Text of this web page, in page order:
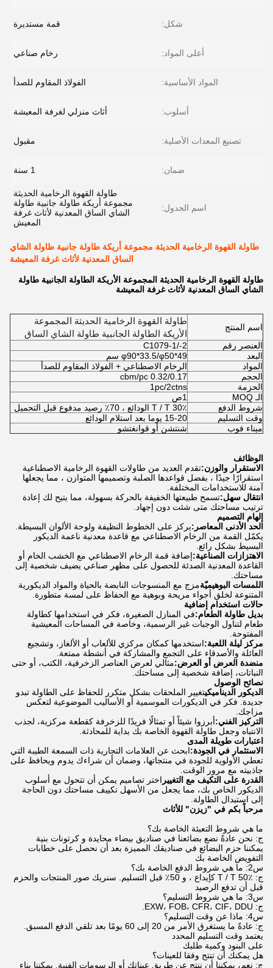
شكل: قمة مستديرة
أعلى المواد: رخام صناعي
المواد الأساسية: الفولاذ المقاوم للصدأ
أسلوب: أثاث منزلي لغرفة المعيشة
تصنيع المعدات الأصلية: مقبول
ضمان: 1 سنة
اسم الجدول:
طاولة القهوة الرخامية الحديثة
مجموعة أريكة طاولة جانبية طاولة
الشاي الساق المعدنية لأثاث غرفة
المعيش
طاولة القهوة الرخامية الحديثة مجموعة أريكة طاولة جانبية طاولة الشاي
الساق المعدنية لأثاث غرفة المعيشة
طاولة القهوة الرخامية الحديثة المجموعة الأريكة الطاولة الجانبية طاولة
الشاي الساق المعدنية لأثاث غرفة المعيشة
اسم المنتج
طاولة القهوة الرخامية الحديثة المجموعة
الأريكة الطاولة الجانبية طاولة الشاي الساق
المعدنية لأثاث غرفة المعيشة
العنصر رقم
C1079-1/-2
البعد
φ90*33.5/φ50*49 سم
المواد
الرخام الاصطناعي + الفولاذ المقاوم للصدأ
الحجم
0.32/0.17 cbm/pc
الحزمة
1pc/2ctns
الـ MOQ
1ص
شروط الدفع
T / T 30٪ الودائع ، 70٪ رصيد مدفوع قبل التحميل
وقت التسليم
15-20 يوما بعد استلام الودائع
ميناء فوب
شنتشن أو قوانغتشو
الوظائف
الاستقرار والوزن:تقدم العديد من طاولات القهوة الرخامية الاصطناعية
استقرارًا جيدًا ، بفضل قواعدها الصلبة وتصميمها المتوازن ، مما يجعلها
آمنة للاستخدامات المختلفة.
انتقال سهل:تسمح طبيعتها الخفيفة بالحركة بسهولة، مما يتيح لك إعادة
ترتيب مساحتك متى شئت دون إجهاد.
إلهام التصميم
الحد الأدنى المعاصر:يركز على الخطوط النظيفة ولوحة الألوان البسيطة.
يكمّل القمة من الرخام الاصطناعي مع قاعدة معدنية ناعمة الديكور
البسيط بشكل رائع.
الاهتزازات الصناعية:إضافة قمة الرخام الاصطناعي مع الخشب الخام أو
القاعدة المعدنية الصدئة للحصول على مظهر صناعي يضيف شخصية إلى
مساحتك.
اللمسات البوهيميّةمزج مع المنسوجات النابضة بالحياة والمواد الديكورية
المتنوعة لخلق أجواء مريحة وبوهية مع الحفاظ على لمسة متطورة.
حالات استخدام إضافية
بديل طاولة الطعام:في المنازل الصغيرة، فكر في استخدامها كطاولة
طعام لتناول الوجبات غير الرسمية، وخاصة في المساحات المعيشية
المفتوحة.
مركز ليلة اللعبة:استخدمها كمكان مركزي للألعاب أو الألغاز، وتشجيع
العائلة والأصدقاء على التجمع والمشاركة في أنشطة ممتعة.
منضدة العرض أو العرض:مثالي لعرض العناصر الزخرفية، الكتب، أو حتى
النباتات، إضافة شخصية إلى مساحتك.
نصائح الوصول
الديكور الديناميكيتغيير الملحقات بشكل متكرر للحفاظ على الطاولة تبدو
جديدة. فكر في الديكورات الموسمية أو الأساليب الموضوعية لتعكس
مزاجك.
التركيز الفني:أبرزوا شيئاً أو تمثالًا فريدًا للزخرفة كقطعة مركزية، لجذب
الانتباه وجعل طاولة القهوة الخاصة بك بداية للمحادثة.
اعتبارات طويلة المدى
الاستثمار في الجودة:ابحث عن العلامات التجارية ذات السمعة الطيبة التي
تعطي الأولوية للجودة في منتجاتها، وضمان أن شراءك يدوم ويحافظ على
جاذبيته مع مرور الوقت.
القدرة على التكيف مع التغيير اختر تصاميم يمكن أن تتحول مع أسلوب
الديكور الخاص بك، مما يجعل من الأسهل تكييف مساحتك دون الحاجة
إلى استبدال الطاولة.
مرحباً بكم في "زيزن" للأثاث
ما هي شروط التعبئة الخاصة بك؟
ج: نحن عادةً نضع بضائعنا في صناديق بيضاء محايدة و كرتونات بنية
يمكننا حزم البضائع في صناديقك المميزة بعد أن نحصل على خطابات
التفويض الخاصة بك
س2: ما هي شروط الدفع الخاصة بك؟
ج: T / T 50٪ كإيداع ، و 50٪ قبل التسليم. سنريك صور المنتجات والحزم
قبل أن تدفع الرصيد
س3: ما هي شروط التسليم؟
ج: EXW، FOB، CFR، CIF، DDU.
س4: ماذا عن وقت التسليم؟
ج: عادةً ما يستغرق الأمر من 20 إلى 60 يومًا بعد تلقي الدفع المسبق.
يعتمد وقت التسليم المحدد
على البنود وكمية طلبك
هل يمكنك أن تنتج وفقا للعينات؟
ج: نعم، يمكننا أن ننتج عن طريق عيناتك أو الرسومات الفنية. يمكننا بناء